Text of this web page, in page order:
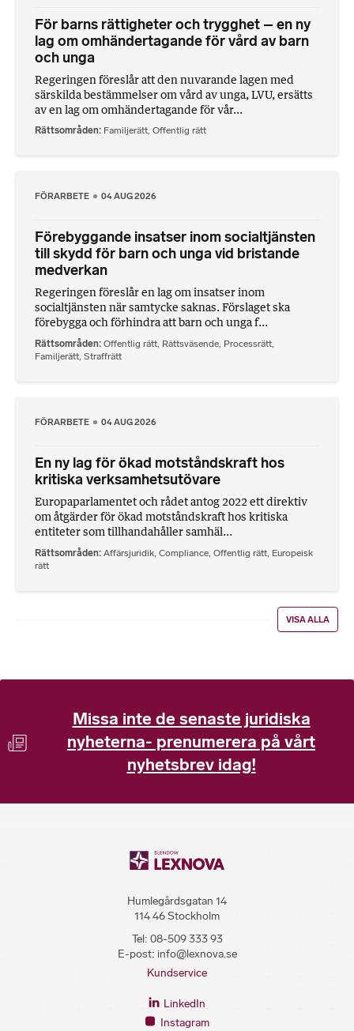
För barns rättigheter och trygghet – en ny
lag om omhändertagande för vård av barn
och unga
Regeringen föreslår att den nuvarande lagen med
särskilda bestämmelser om vård av unga, LVU, ersätts
av en lag om omhändertagande för vår...
Rättsområden Familjerätt, Offentlig rätt
FÖRARBETE 04 AUG 2026
Förebyggande insatser inom socialtjänsten
till skydd för barn och unga vid bristande
medverkan
Regeringen föreslår en lag om insatser inom
socialtjänsten när samtycke saknas. Förslaget ska
förebygga och förhindra att barn och unga f...
Rättsområden Offentlig rätt, Rättsväsende, Processrätt,
Familjerätt, Straffrätt
FÖRARBETE 04 AUG 2026
En ny lag för ökad motståndskraft hos
kritiska verksamhetsutövare
Europaparlamentet och rådet antog 2022 ett direktiv
om åtgärder för ökad motståndskraft hos kritiska
entiteter som tillhandahåller samhäl...
Rättsområden Affärsjuridik Compliance Offentlig rätt Europeisk
rätt
VISA ALLA
Missa inte de senaste juridiska
nyheterna- prenumerera på vårt
nyhetsbrev idag!
Humlegårdsgatan 14
114 46 Stockholm
Tel: 08-509 333 93
E-post: info@lexnova.se
Kundservice
LinkedIn
Instagram